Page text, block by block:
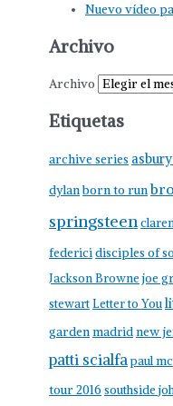
Nuevo vídeo
Archivo
Archivo
Etiquetas
archive series
dylanborn to run
springsteen
federicidisciples of
Jackson Browne joe
stewartLetter to You
gardenmadridnew
patti scialfapaul
tour 2016southside